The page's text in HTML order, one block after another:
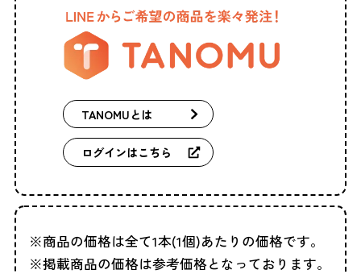
TANOMUとは
ログインはこちら
商品の価格は全て1本(1個)あたりの価格です。
掲載商品の価格は参考価格となっております。